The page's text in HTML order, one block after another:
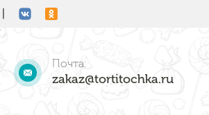
Почта:
zakaz@tortitochka.ru